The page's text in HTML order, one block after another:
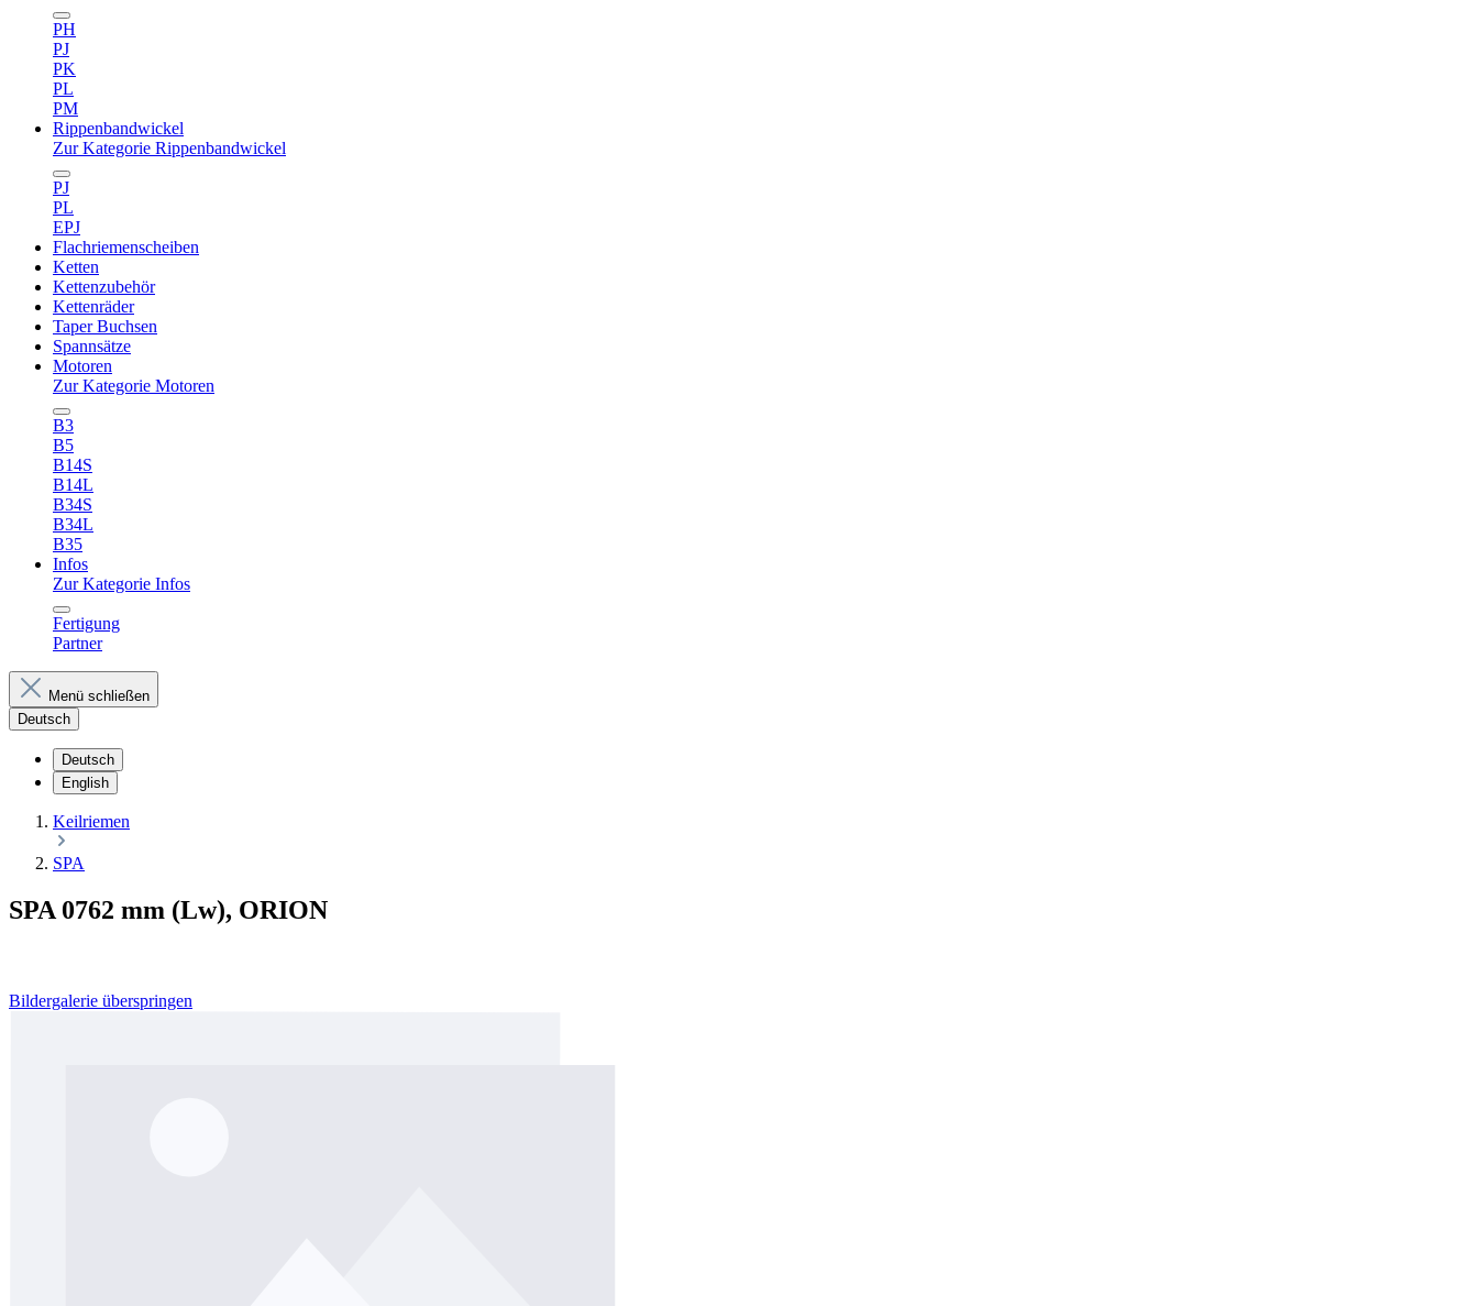
PH
PJ
PK
PL
PM
Rippenbandwickel
Zur Kategorie Rippenbandwickel
PJ
PL
EPJ
Flachriemenscheiben
Ketten
Kettenzubehör
Kettenräder
Taper Buchsen
Spannsätze
Motoren
Zur Kategorie Motoren
B3
B5
B14S
B14L
B34S
B34L
B35
Infos
Zur Kategorie Infos
Fertigung
Partner
Menü schließen
Deutsch
Deutsch
English
Keilriemen
SPA
SPA 0762 mm (Lw), ORION
Bildergalerie überspringen